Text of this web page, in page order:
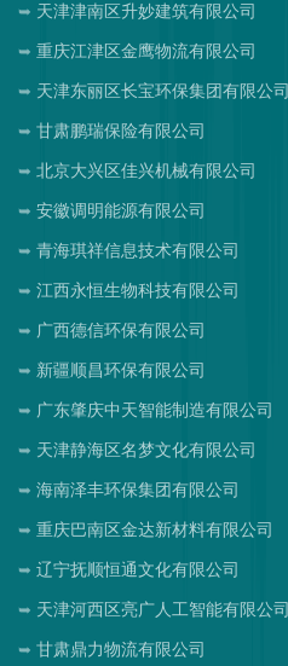
天津津南区升妙建筑有限公司
重庆江津区金鹰物流有限公司
天津东丽区长宝环保集团有限公司
甘肃鹏瑞保险有限公司
北京大兴区佳兴机械有限公司
安徽调明能源有限公司
青海琪祥信息技术有限公司
江西永恒生物科技有限公司
广西德信环保有限公司
新疆顺昌环保有限公司
广东肇庆中天智能制造有限公司
天津静海区名梦文化有限公司
海南泽丰环保集团有限公司
重庆巴南区金达新材料有限公司
辽宁抚顺恒通文化有限公司
天津河西区亮广人工智能有限公司
甘肃鼎力物流有限公司